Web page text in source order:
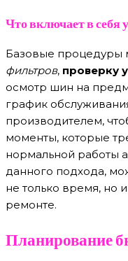
Что включает в себя
Базовые процедуры
фильтров, проверку
осмотр шин на
график
производителем,
моменты, которые
нормальной работы
данного подхода,
не только время, но
ремонте.
Планирование